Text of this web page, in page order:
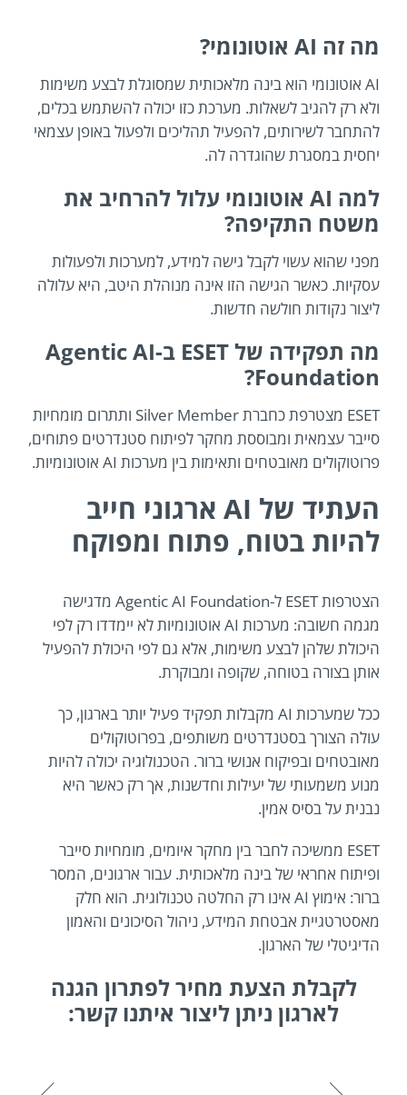
מה זה AI אוטונומי?
AI אוטונומי הוא בינה מלאכותית שמסוגלת לבצע משימות
ולא רק להגיב לשאלות. מערכת כזו יכולה להשתמש בכלים,
להתחבר לשירותים, להפעיל תהליכים ולפעול באופן עצמאי
יחסית במסגרת שהוגדרה לה.
למה AI אוטונומי עלול להרחיב את
משטח התקיפה?
מפני שהוא עשוי לקבל גישה למידע, למערכות ולפעולות
עסקיות. כאשר הגישה הזו אינה מנוהלת היטב, היא עלולה
ליצור נקודות חולשה חדשות.
מה תפקידה של ESET ב-Agentic AI
Foundation?
ESET מצטרפת כחברת Silver Member ותתרום מומחיות
סייבר עצמאית ומבוססת מחקר לפיתוח סטנדרטים פתוחים,
פרוטוקולים מאובטחים ותאימות בין מערכות AI אוטונומיות.
העתיד של AI ארגוני חייב
להיות בטוח, פתוח ומפוקח
הצטרפות ESET ל-Agentic AI Foundation מדגישה
מגמה חשובה: מערכות AI אוטונומיות לא יימדדו רק לפי
היכולת שלהן לבצע משימות, אלא גם לפי היכולת להפעיל
אותן בצורה בטוחה, שקופה ומבוקרת.
ככל שמערכות AI מקבלות תפקיד פעיל יותר בארגון, כך
עולה הצורך בסטנדרטים משותפים, בפרוטוקולים
מאובטחים ובפיקוח אנושי ברור. הטכנולוגיה יכולה להיות
מנוע משמעותי של יעילות וחדשנות, אך רק כאשר היא
נבנית על בסיס אמין.
ESET ממשיכה לחבר בין מחקר איומים, מומחיות סייבר
ופיתוח אחראי של בינה מלאכותית. עבור ארגונים, המסר
ברור: אימוץ AI אינו רק החלטה טכנולוגית. הוא חלק
מאסטרטגיית אבטחת המידע, ניהול הסיכונים והאמון
הדיגיטלי של הארגון.
לקבלת הצעת מחיר לפתרון הגנה
לארגון ניתן ליצור איתנו קשר: